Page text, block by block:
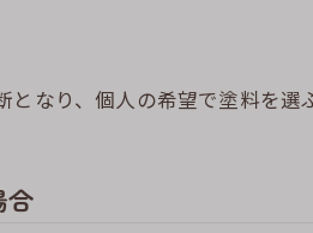
となり、個人の希望で塗料を選
合